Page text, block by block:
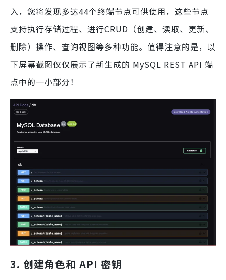
入，您将发现多达44个终端节点可供使用，这些节点
支持执行存储过程、进行CRUD（创建、读取、更新、
删除）操作、查询视图等多种功能。值得注意的是，以
下屏幕截图仅仅展示了新生成的 MySQL REST API 端
点中的一小部分！
3. 创建角色和 API 密钥